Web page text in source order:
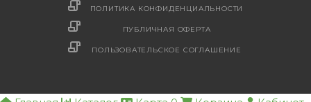
ПОЛИТИКА КОНФИДЕНЦИАЛЬНОСТИ
ПУБЛИЧНАЯ ОФЕРТА
ПОЛЬЗОВАТЕЛЬСКОЕ СОГЛАШЕНИЕ